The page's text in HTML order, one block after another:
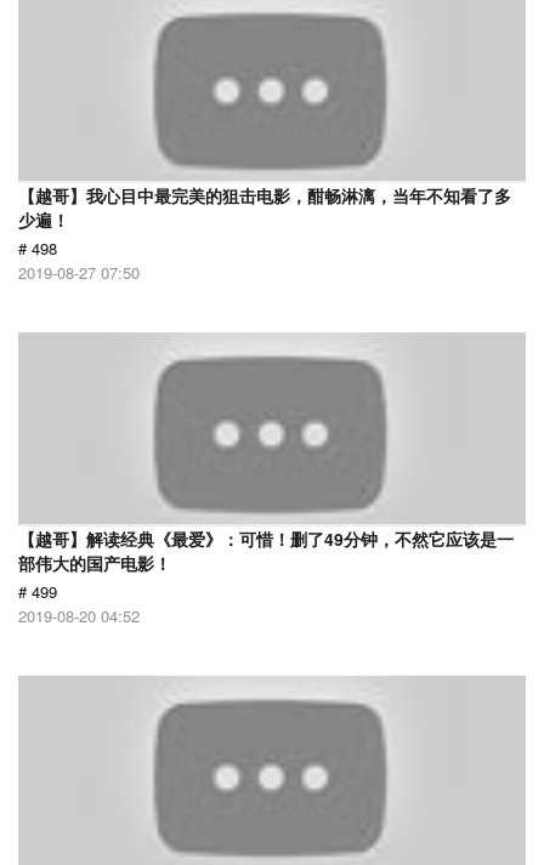
【越哥】我心目中最完美的狙击电影，酣畅淋漓，当年不知看了多
少遍！
# 498
2019-08-27 07:50
【越哥】解读经典《最爱》：可惜！删了49分钟，不然它应该是一
部伟大的国产电影！
# 499
2019-08-20 04:52